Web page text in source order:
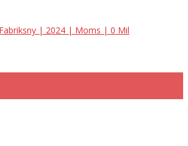
| 2024 | Moms | 0 Mil